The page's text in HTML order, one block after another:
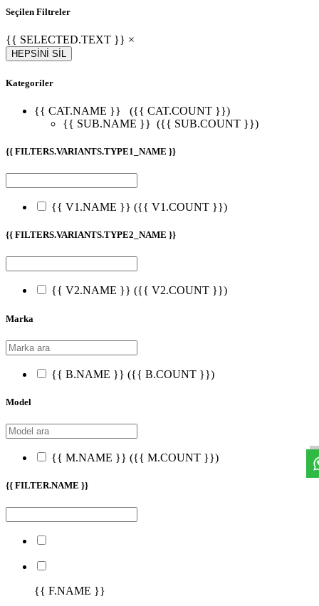
Seçilen Filtreler
{{ SELECTED.TEXT }} ×
HEPSİNİ SİL
Kategoriler
{{ CAT.NAME }}
({{ CAT.COUNT }})
{{ SUB.NAME }} ({{ SUB.COUNT }})
{{ FILTERS.VARIANTS.TYPE1_NAME }}
{{ V1.NAME }} ({{ V1.COUNT }})
{{ FILTERS.VARIANTS.TYPE2_NAME }}
{{ V2.NAME }} ({{ V2.COUNT }})
Marka
{{ B.NAME }} ({{ B.COUNT }})
Model
{{ M.NAME }} ({{ M.COUNT }})
{{ FILTER.NAME }}
{{ F.NAME }}